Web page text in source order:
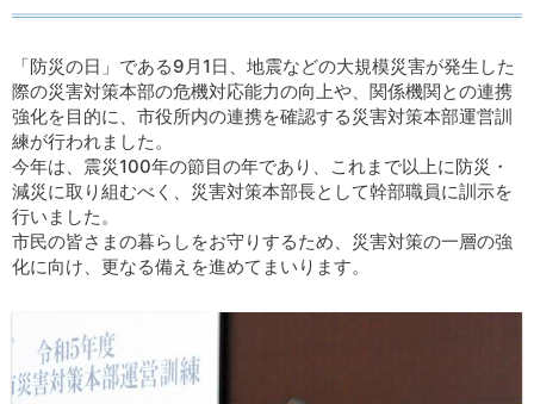
「防災の日」である9月1日、地震などの大規模災害が発生した
際の災害対策本部の危機対応能力の向上や、関係機関との連携
強化を目的に、市役所内の連携を確認する災害対策本部運営訓
練が行われました。
今年は、震災100年の節目の年であり、これまで以上に防災・
減災に取り組むべく、災害対策本部長として幹部職員に訓示を
行いました。
市民の皆さまの暮らしをお守りするため、災害対策の一層の強
化に向け、更なる備えを進めてまいります。